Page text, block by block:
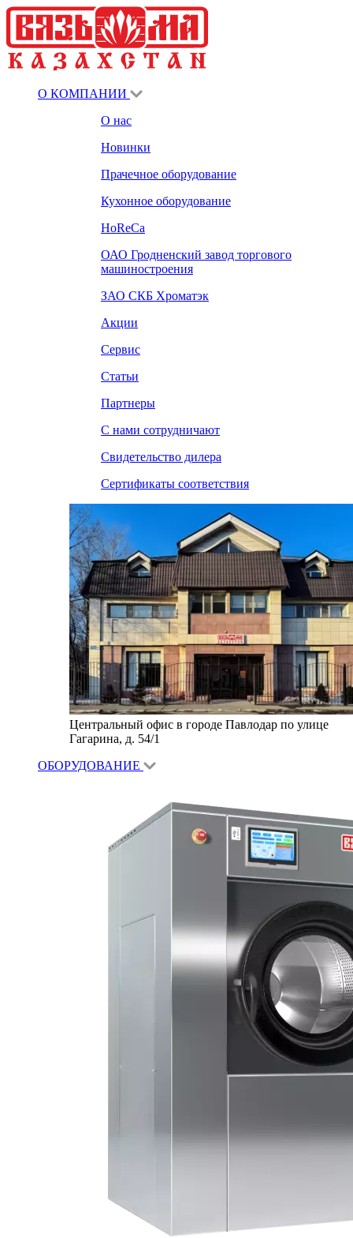
О КОМПАНИИ
О нас
Новинки
Прачечное оборудование
Кухонное оборудование
HoReCa
ОАО Гродненский завод торгового
машиностроения
ЗАО СКБ Хроматэк
Акции
Сервис
Статьи
Партнеры
С нами сотрудничают
Свидетельство дилера
Сертификаты соответствия
Центральный офис в городе Павлодар по улице
Гагарина, д. 54/1
ОБОРУДОВАНИЕ